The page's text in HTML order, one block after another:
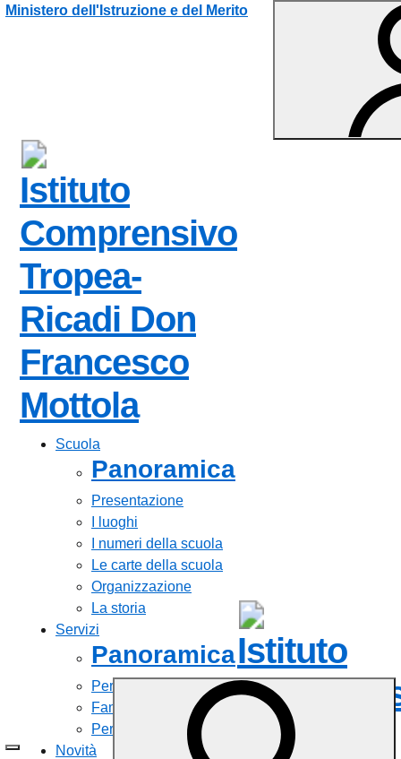
Vai ai contenuti
Vai al menu di navigazione
Vai al footer
Ministero dell'Istruzione e del Merito
Istituto
Comprensivo
Tropea-
Ricadi Don
Francesco
Mottola
Scuola
Panoramica
Presentazione
I luoghi
I numeri della scuola
Le carte della scuola
Organizzazione
La storia
Servizi
Panoramica
Personale scolastico
Famiglie e studenti
Percorsi di studio
Novità
Istituto
Tropea-